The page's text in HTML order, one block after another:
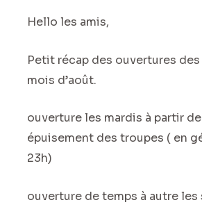
Hello les amis,
Petit récap des ouvertures
mois d’août.
ouverture les mardis à partir de
épuisement des troupes ( en
23h)
ouverture de temps à autre les